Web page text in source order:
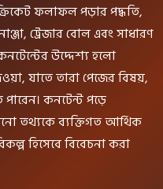
ফলাফল পড়ার পদ্ধতি,
ট্রেজার বোল এবং সাধারণ
উদ্দেশ্য হলো
যাতে তারা পেজের বিষয়,
কনটেন্ট পড়ে
তথ্যকে ব্যক্তিগত আর্থিক
হিসেবে বিবেচনা করা